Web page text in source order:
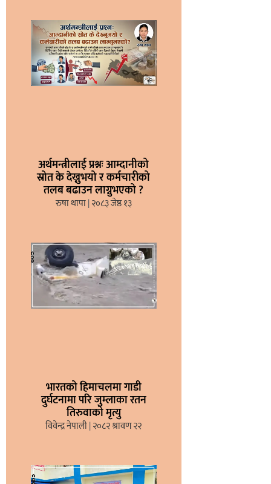
अर्थमन्त्रीलाई प्रश्नः आम्दानीको
स्रोत के देख्नुभयो र कर्मचारीको
तलब बढाउन लाग्नुभएको ?
रुषा थापा २०८३ जेष्ठ १३
भारतको हिमाचलमा गाडी
दुर्घटनामा परि जुम्लाका रतन
तिरुवाको मृत्यु
विवेन्द्र नेपाली २०८२ श्रावण २२